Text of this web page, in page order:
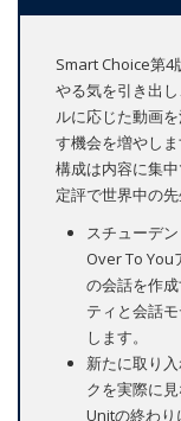
Smart Choice第4
やる気を引き出
ルに応じた動画
す機会を増やし
構成は内容に集
定評で世界中の
スチューデ
Over To You
の会話を作
ティと会話
します。
新たに取り
クを実際に
Unitの終わり